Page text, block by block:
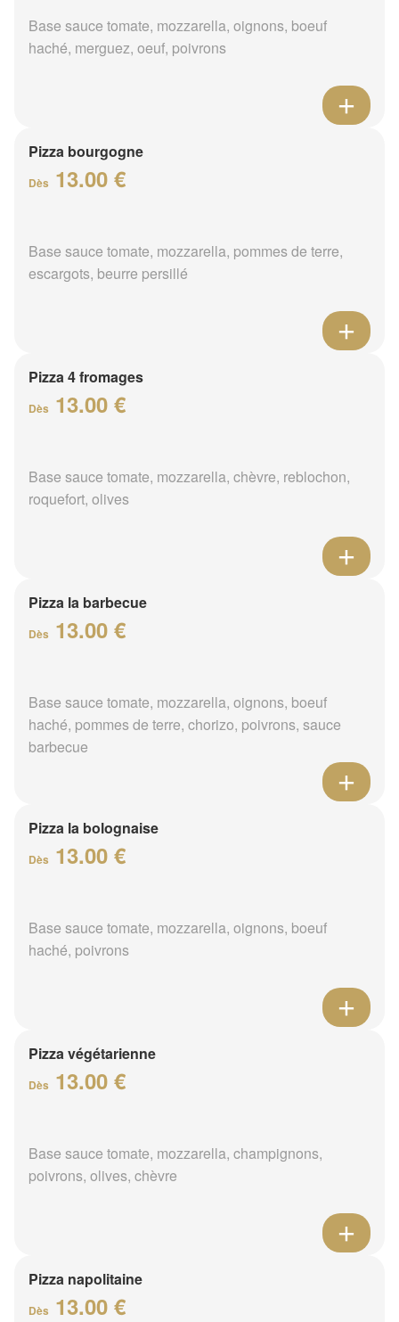
Base sauce tomate, mozzarella, oignons, boeuf
haché, merguez, oeuf, poivrons
Pizza bourgogne
Dès 13.00 €
Base sauce tomate, mozzarella, pommes de terre,
escargots, beurre persillé
Pizza 4 fromages
Dès 13.00 €
Base sauce tomate, mozzarella, chèvre, reblochon,
roquefort, olives
Pizza la barbecue
Dès 13.00 €
Base sauce tomate, mozzarella, oignons, boeuf
haché, pommes de terre, chorizo, poivrons, sauce
barbecue
Pizza la bolognaise
Dès 13.00 €
Base sauce tomate, mozzarella, oignons, boeuf
haché, poivrons
Pizza végétarienne
Dès 13.00 €
Base sauce tomate, mozzarella, champignons,
poivrons, olives, chèvre
Pizza napolitaine
Dès 13.00 €